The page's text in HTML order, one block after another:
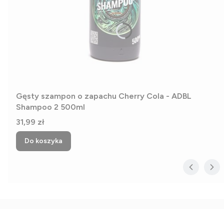
Gęsty szampon o zapachu Cherry Cola - ADBL
Shampoo 2 500ml
Cena
31,99 zł
Do koszyka